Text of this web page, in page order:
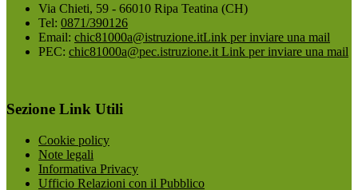
Via Chieti, 59 - 66010 Ripa Teatina (CH)
Tel: 0871/390126
Email: chic81000a@istruzione.itLink per inviare una mail
PEC: chic81000a@pec.istruzione.it Link per inviare una mail
Sezione Link Utili
Cookie policy
Note legali
Informativa Privacy
Ufficio Relazioni con il Pubblico